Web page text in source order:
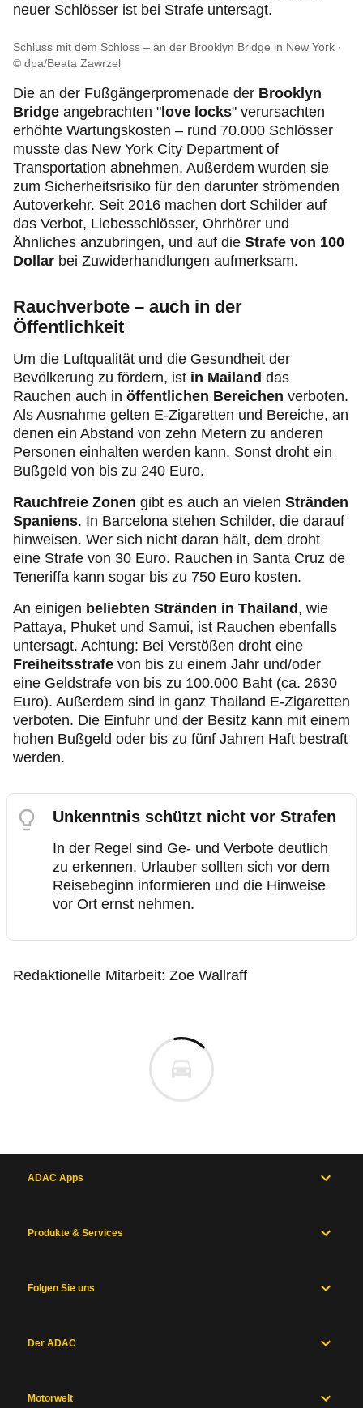
neuer Schlösser ist bei Strafe untersagt.
Schluss mit dem Schloss – an der Brooklyn Bridge in New York
© dpa/Beata Zawrzel
Die an der Fußgängerpromenade der Brooklyn
Bridge angebrachten " love locks" verursachten
erhöhte Wartungskosten – rund 70.000 Schlösser
musste das New York City Department of
Transportation abnehmen. Außerdem wurden sie
zum Sicherheitsrisiko für den darunter strömenden
Autoverkehr. Seit 2016 machen dort Schilder auf
das Verbot, Liebesschlösser, Ohrhörer und
Ähnliches anzubringen, und auf die Strafe von 100
Dollar bei Zuwiderhandlungen aufmerksam.
Rauchverbote – auch in der
Öffentlichkeit
Um die Luftqualität und die Gesundheit der
Bevölkerung zu fördern, ist in Mailand das
Rauchen auch in öffentlichen Bereichen verboten.
Als Ausnahme gelten E-Zigaretten und Bereiche, an
denen ein Abstand von zehn Metern zu anderen
Personen einhalten werden kann. Sonst droht ein
Bußgeld von bis zu 240 Euro.
Rauchfreie Zonen gibt es auch an vielen Stränden
Spaniens. In Barcelona stehen Schilder, die darauf
hinweisen. Wer sich nicht daran hält, dem droht
eine Strafe von 30 Euro. Rauchen in Santa Cruz de
Teneriffa kann sogar bis zu 750 Euro kosten.
An einigen beliebten Stränden in Thailand , wie
Pattaya, Phuket und Samui, ist Rauchen ebenfalls
untersagt. Achtung: Bei Verstößen droht eine
Freiheitsstrafe von bis zu einem Jahr und/oder
eine Geldstrafe von bis zu 100.000 Baht (ca. 2630
Euro). Außerdem sind in ganz Thailand E-Zigaretten
verboten. Die Einfuhr und der Besitz kann mit einem
hohen Bußgeld oder bis zu fünf Jahren Haft bestraft
werden.
Unkenntnis schützt nicht vor Strafen
In der Regel sind Ge- und Verbote deutlich
zu erkennen. Urlauber sollten sich vor dem
Reisebeginn informieren und die Hinweise
vor Ort ernst nehmen.
Redaktionelle Mitarbeit: Zoe Wallraff
ADAC Apps
Produkte & Services
Folgen Sie uns
Der ADAC
Motorwelt